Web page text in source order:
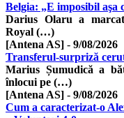
Belgia: „E imposibil aşa
Darius Olaru a
Royal (…)
[Antena AS] - 9/08/2026
Transferul-surpriză
Marius Șumudică a
înlocui pe (…)
[Antena AS] - 9/08/2026
Cum a caracterizat-o